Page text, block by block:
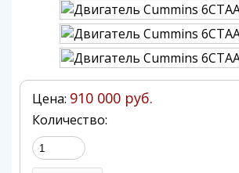
Цена: 910 000 руб.
Количество: